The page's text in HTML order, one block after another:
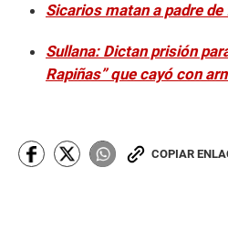
Sicarios matan a padre
Sullana: Dictan prisión
Rapiñas” que cayó con
COPIAR